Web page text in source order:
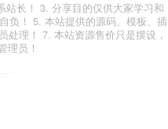
站长！ 3. 分享目的仅供大家学习和
负！ 5. 本站提供的源码、模板、插
理！ 7. 本站资源售价只是摆设，
理员！